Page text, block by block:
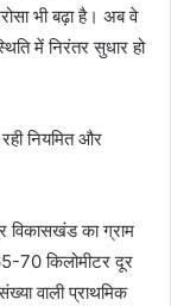
भी बढ़ा है। अब वे
में निरंतर सुधार हो
विकासखंड का ग्राम
70 किलोमीटर दूर
वाली प्राथमिक